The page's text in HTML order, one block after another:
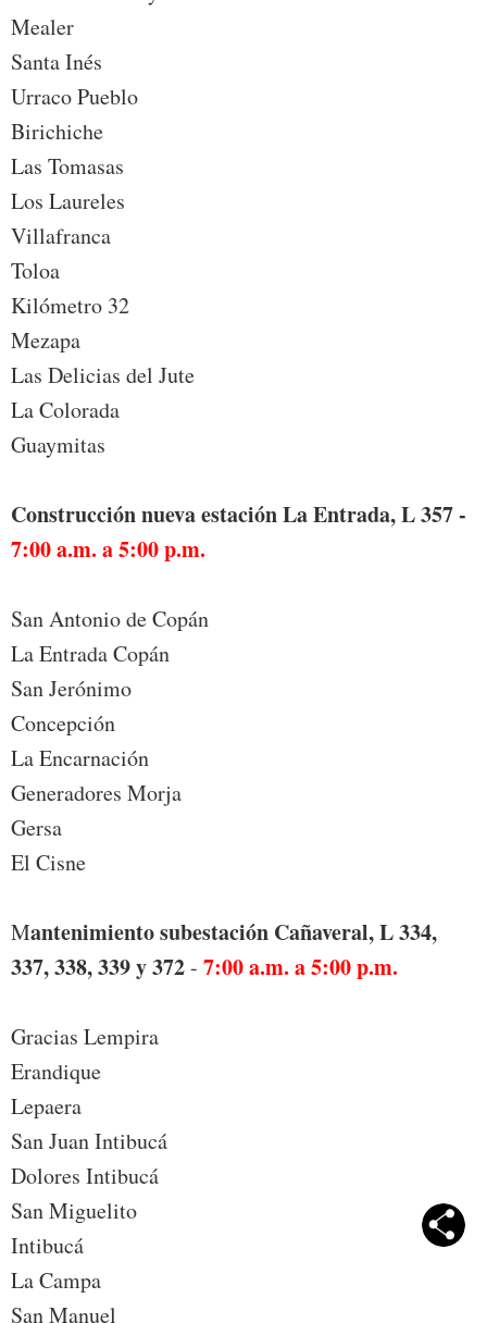
Mealer
Santa Inés
Urraco Pueblo
Birichiche
Las Tomasas
Los Laureles
Villafranca
Toloa
Kilómetro 32
Mezapa
Las Delicias del Jute
La Colorada
Guaymitas
Construcción nueva estación La Entrada, L 357 -
7:00 a.m. a 5:00 p.m.
San Antonio de Copán
La Entrada Copán
San Jerónimo
Concepción
La Encarnación
Generadores Morja
Gersa
El Cisne
Mantenimiento subestación Cañaveral, L 334,
337, 338, 339 y 372- 7:00 a.m. a 5:00 p.m.
Gracias Lempira
Erandique
Lepaera
San Juan Intibucá
Dolores Intibucá
San Miguelito
Intibucá
La Campa
San Manuel